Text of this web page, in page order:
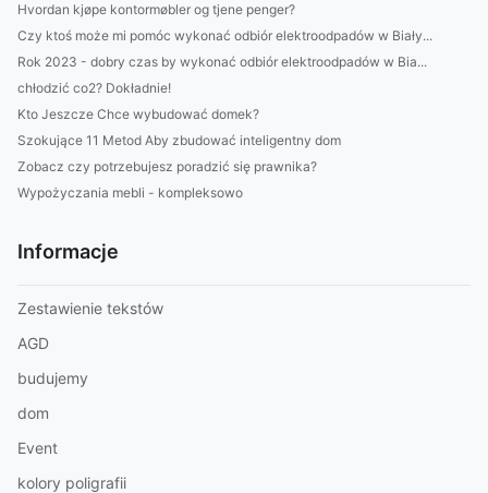
Hvordan kjøpe kontormøbler og tjene penger?
Czy ktoś może mi pomóc wykonać odbiór elektroodpadów w Biały...
Rok 2023 - dobry czas by wykonać odbiór elektroodpadów w Bia...
chłodzić co2? Dokładnie!
Kto Jeszcze Chce wybudować domek?
Szokujące 11 Metod Aby zbudować inteligentny dom
Zobacz czy potrzebujesz poradzić się prawnika?
Wypożyczania mebli - kompleksowo
Informacje
Zestawienie tekstów
AGD
budujemy
dom
Event
kolory poligrafii